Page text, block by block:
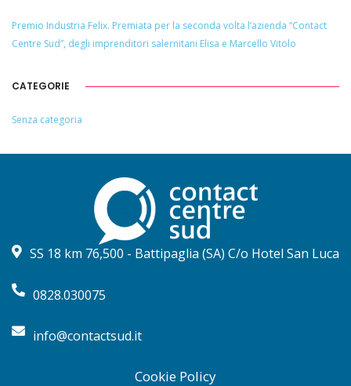
Premio Industria Felix. Premiata per la seconda volta l’azienda “Contact
Centre Sud”, degli imprenditori salernitani Elisa e Marcello Vitolo
CATEGORIE
Senza categoria
SS 18 km 76,500 - Battipaglia (SA) C/o Hotel San Luca
0828.030075
info@contactsud.it
Cookie Policy